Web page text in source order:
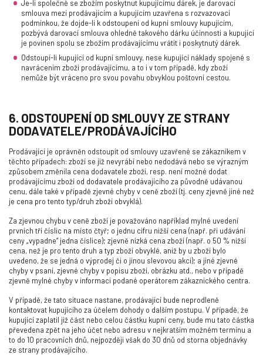
Je-li společně se zbožím poskytnut kupujícímu dárek, je darovací
smlouva mezi prodávajícím a kupujícím uzavřena s rozvazovací
podmínkou, že dojde-li k odstoupení od kupní smlouvy kupujícím,
pozbývá darovací smlouva ohledně takového dárku účinnosti a kupující
je povinen spolu se zbožím prodávajícímu vrátit i poskytnutý dárek.
Odstoupí-li kupující od kupní smlouvy, nese kupující náklady spojené s
navrácením zboží prodávajícímu, a to i v tom případě, kdy zboží
nemůže být vráceno pro svou povahu obvyklou poštovní cestou.
6. ODSTOUPENÍ OD SMLOUVY ZE STRANY
DODAVATELE/PRODÁVAJÍCÍHO
Prodávající je oprávněn odstoupit od smlouvy uzavřené se zákazníkem v
těchto případech: zboží se již nevyrábí nebo nedodává nebo se výrazným
způsobem změnila cena dodavatele zboží, resp. není možné dodat
prodávajícímu zboží od dodavatele prodávajícího za původně udávanou
cenu, dále také v případě zjevné chyby v ceně zboží (tj. ceny zjevně jiné než
je cena pro tento typ/druh zboží obvyklá).
Za zjevnou chybu v ceně zboží je považováno například mylné uvedení
prvních tří číslic na místo čtyř; o jednu cifru nižší cena (např. při udávání
ceny „vypadne“ jedna číslice); zjevně nízká cena zboží (např. o 50 % nižší
cena, než je pro tento druh a typ zboží obvyklé, aniž by u zboží bylo
uvedeno, že se jedná o výprodej či o jinou slevovou akci); a jiné zjevné
chyby v psaní, zjevné chyby v popisu zboží, obrázku atd., nebo v případě
zjevně mylné chyby v informaci podané operátorem zákaznického centra.
V případě, že tato situace nastane, prodávající bude neprodleně
kontaktovat kupujícího za účelem dohody o dalším postupu. V případě, že
kupující zaplatil již část nebo celou částku kupní ceny, bude mu tato částka
převedena zpět na jeho účet nebo adresu v nejkratším možném termínu a
to do 10 pracovních dnů, nejpozději však do 30 dnů od storna objednávky
ze strany prodávajícího.